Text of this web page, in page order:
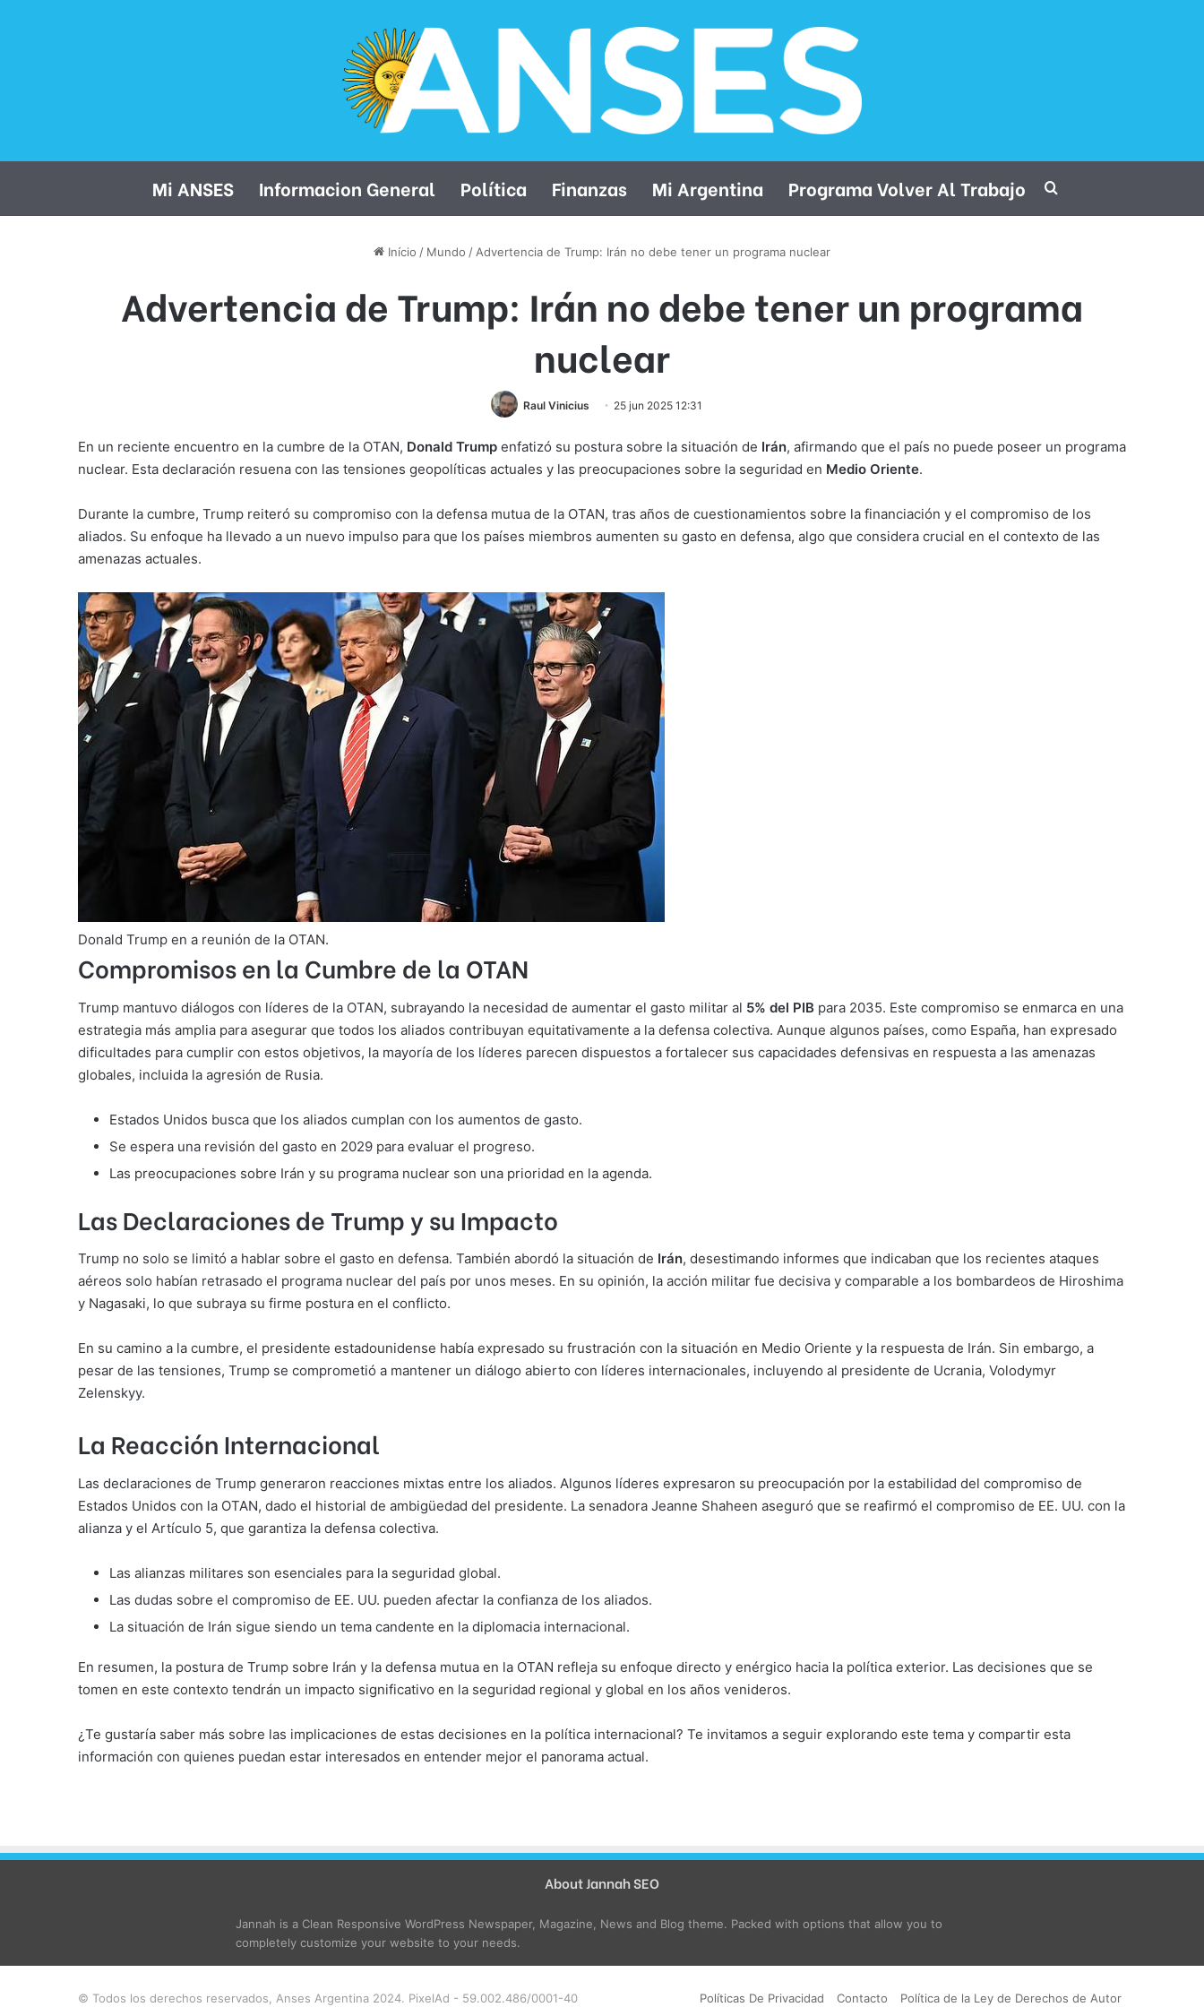
Mi ANSES Informacion General Política Finanzas Mi Argentina Programa Volver Al Trabajo
Início / Mundo / Advertencia de Trump: Irán no debe tener un programa nuclear
Advertencia de Trump: Irán no debe tener un programa
nuclear
Raul Vinicius 25 jun 2025 12:31
En un reciente encuentro en la cumbre de la OTAN, Donald Trump enfatizó su postura sobre la situación de Irán, afirmando que el país no puede poseer un programa
nuclear. Esta declaración resuena con las tensiones geopolíticas actuales y las preocupaciones sobre la seguridad en Medio Oriente.
Durante la cumbre, Trump reiteró su compromiso con la defensa mutua de la OTAN, tras años de cuestionamientos sobre la financiación y el compromiso de los
aliados. Su enfoque ha llevado a un nuevo impulso para que los países miembros aumenten su gasto en defensa, algo que considera crucial en el contexto de las
amenazas actuales.
Donald Trump en a reunión de la OTAN.
Compromisos en la Cumbre de la OTAN
Trump mantuvo diálogos con líderes de la OTAN, subrayando la necesidad de aumentar el gasto militar al 5% del PIB para 2035. Este compromiso se enmarca en una
estrategia más amplia para asegurar que todos los aliados contribuyan equitativamente a la defensa colectiva. Aunque algunos países, como España, han expresado
dificultades para cumplir con estos objetivos, la mayoría de los líderes parecen dispuestos a fortalecer sus capacidades defensivas en respuesta a las amenazas
globales, incluida la agresión de Rusia.
Estados Unidos busca que los aliados cumplan con los aumentos de gasto.
Se espera una revisión del gasto en 2029 para evaluar el progreso.
Las preocupaciones sobre Irán y su programa nuclear son una prioridad en la agenda.
Las Declaraciones de Trump y su Impacto
Trump no solo se limitó a hablar sobre el gasto en defensa. También abordó la situación de Irán, desestimando informes que indicaban que los recientes ataques
aéreos solo habían retrasado el programa nuclear del país por unos meses. En su opinión, la acción militar fue decisiva y comparable a los bombardeos de Hiroshima
y Nagasaki, lo que subraya su firme postura en el conflicto.
En su camino a la cumbre, el presidente estadounidense había expresado su frustración con la situación en Medio Oriente y la respuesta de Irán. Sin embargo, a
pesar de las tensiones, Trump se comprometió a mantener un diálogo abierto con líderes internacionales, incluyendo al presidente de Ucrania, Volodymyr
Zelenskyy.
La Reacción Internacional
Las declaraciones de Trump generaron reacciones mixtas entre los aliados. Algunos líderes expresaron su preocupación por la estabilidad del compromiso de
Estados Unidos con la OTAN, dado el historial de ambigüedad del presidente. La senadora Jeanne Shaheen aseguró que se reafirmó el compromiso de EE. UU. con la
alianza y el Artículo 5, que garantiza la defensa colectiva.
Las alianzas militares son esenciales para la seguridad global.
Las dudas sobre el compromiso de EE. UU. pueden afectar la confianza de los aliados.
La situación de Irán sigue siendo un tema candente en la diplomacia internacional.
En resumen, la postura de Trump sobre Irán y la defensa mutua en la OTAN refleja su enfoque directo y enérgico hacia la política exterior. Las decisiones que se
tomen en este contexto tendrán un impacto significativo en la seguridad regional y global en los años venideros.
¿Te gustaría saber más sobre las implicaciones de estas decisiones en la política internacional? Te invitamos a seguir explorando este tema y compartir esta
información con quienes puedan estar interesados en entender mejor el panorama actual.
About Jannah SEO
Jannah is a Clean Responsive WordPress Newspaper, Magazine, News and Blog theme. Packed with options that allow you to
completely customize your website to your needs.
© Todos los derechos reservados, Anses Argentina 2024. PixelAd - 59.002.486/0001-40 Políticas De Privacidad Contacto Política de la Ley de Derechos de Autor